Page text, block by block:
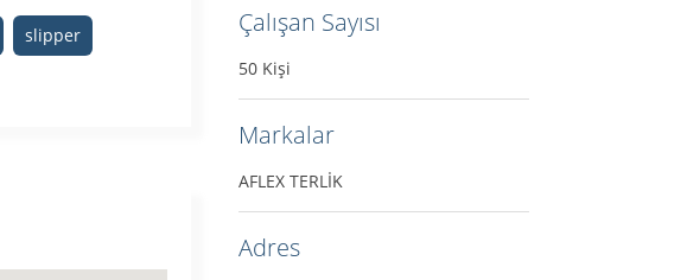
slipper
Çalışan Sayısı
50 Kişi
Markalar
AFLEX TERLİK
Adres